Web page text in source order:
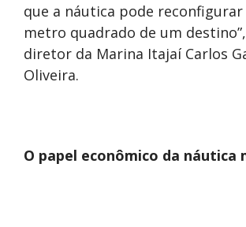
que a náutica pode
metro quadrado de um
diretor da Marina Itajaí Carlos
Oliveira.
O papel econômico da náutica